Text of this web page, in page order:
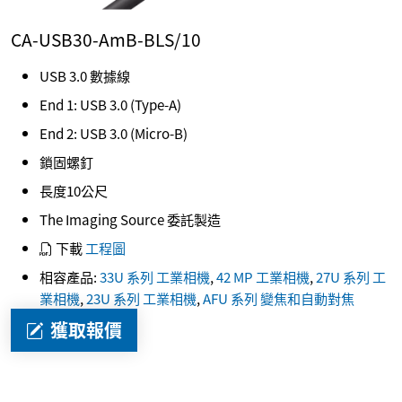
CA-USB30-AmB-BLS/10
USB 3.0 數據線
End 1: USB 3.0 (Type-A)
End 2: USB 3.0 (Micro-B)
鎖固螺釘
長度10公尺
The Imaging Source 委託製造
下載工程圖
相容產品:33U 系列 工業相機,42 MP 工業相機,27U 系列 工
業相機,23U 系列 工業相機,AFU 系列 變焦和自動對焦
獲取報價